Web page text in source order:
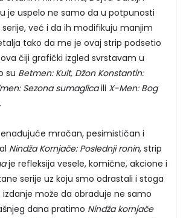
je uspelo ne samo da u potpunosti
serije, već i da ih modifikuju manjim
tako da me je ovaj strip podsetio
čiji grafički izgled svrstavam u
su Betmen: Kult, Džon Konstantin:
Sezona sumaglicaili X-Men: Bog
.
mračan, pesimističan i
Nindža Kornjače: Poslednji ronin, strip
je refleksija vesele, komične, akcione i
serije uz koju smo odrastali i stoga
može da obraduje ne samo
dana pratimo Nindža kornjače